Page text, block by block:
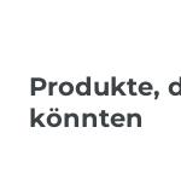
Produkte,
könnten